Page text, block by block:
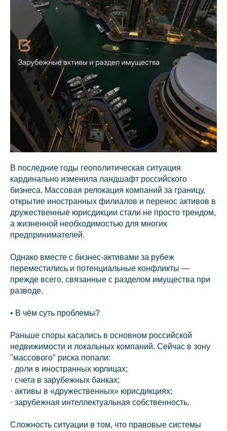
В последние годы геополитическая ситуация
кардинально изменила ландшафт российского
бизнеса. Массовая релокация компаний за границу,
открытие иностранных филиалов и перенос активов в
дружественные юрисдикции стали не просто трендом,
а жизненной необходимостью для многих
предпринимателей.
Однако вместе с бизнес‑активами за рубеж
переместились и потенциальные конфликты —
прежде всего, связанные с разделом имущества при
разводе.
• В чём суть проблемы?
Раньше споры касались в основном российской
недвижимости и локальных компаний. Сейчас в зону
"массового" риска попали:
· доли в иностранных юрлицах;
· счета в зарубежных банках;
· активы в «дружественных» юрисдикциях;
· зарубежная интеллектуальная собственность.
Сложность ситуации в том, что правовые системы